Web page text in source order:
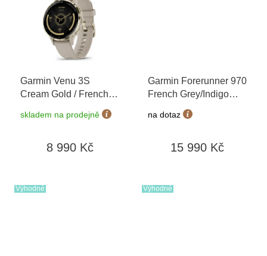
Garmin Venu 3S
Cream Gold / French
Gray, Silicone Band
010-02785-02
skladem na prodejně
8 990 Kč
Garmin Forerunner 970
French Grey/Indigo
010-02969-12
možnost výměny do 90
na dotaz
15 990 Kč
Výhodné Výhodné